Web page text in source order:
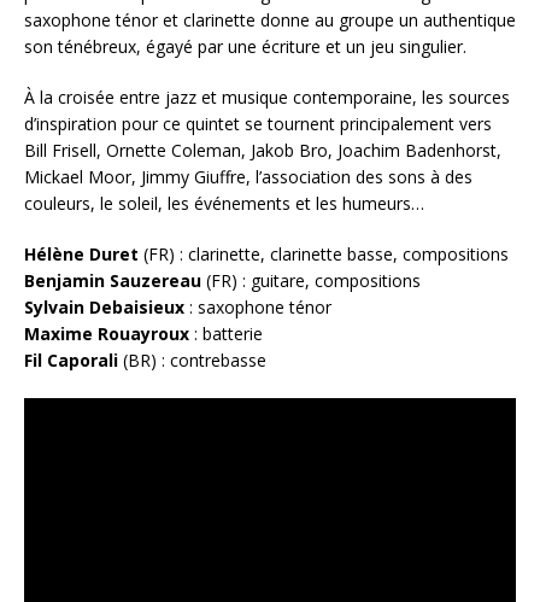
saxophone ténor et clarinette donne au groupe un authentique
son ténébreux, égayé par une écriture et un jeu singulier.
À la croisée entre jazz et musique contemporaine, les sources
d’inspiration pour ce quintet se tournent principalement vers
Bill Frisell, Ornette Coleman, Jakob Bro, Joachim Badenhorst,
Mickael Moor, Jimmy Giuffre, l’association des sons à des
couleurs, le soleil, les événements et les humeurs…
Hélène Duret (FR) : clarinette, clarinette basse, compositions
Benjamin Sauzereau (FR) : guitare, compositions
Sylvain Debaisieux : saxophone ténor
Maxime Rouayroux : batterie
Fil Caporali (BR) : contrebasse